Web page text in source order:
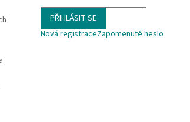
PŘIHLÁSIT SE
Nová registraceZapomenuté heslo